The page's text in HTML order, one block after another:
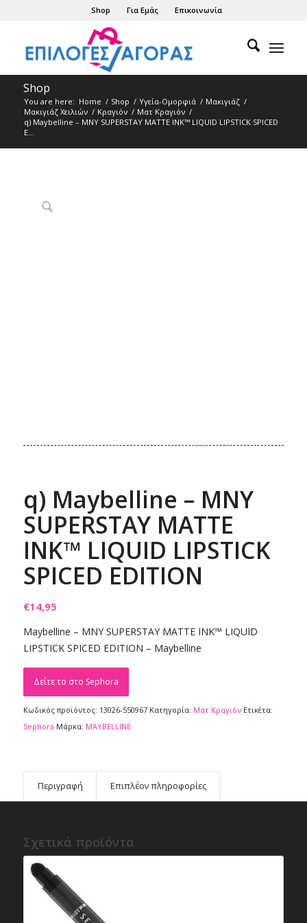
Shop Για Εμάς Επικοινωνία
Shop
You are here: Home / Shop / Υγεία-Ομορφιά / Μακιγιάζ /
Μακιγιάζ Χειλιών / Κραγιόν / Ματ Kραγιόν /
q) Maybelline – MNY SUPERSTAY MATTE INK™ LIQUID LIPSTICK SPICED
E...
q) Maybelline – MNY
SUPERSTAY MATTE
INK™ LIQUID LIPSTICK
SPICED EDITION
€14,95
Maybelline – MNY SUPERSTAY MATTE INK™ LIQUID
LIPSTICK SPICED EDITION – Maybelline
Δείτε το στο Sephora
Κωδικός προϊόντος: 13026-550967 Κατηγορία: Ματ Kραγιόν Ετικέτα:
Sephora Μάρκα: MAYBELLINE
Περιγραφή Επιπλέον πληροφορίες
Σχετικά προϊόντα